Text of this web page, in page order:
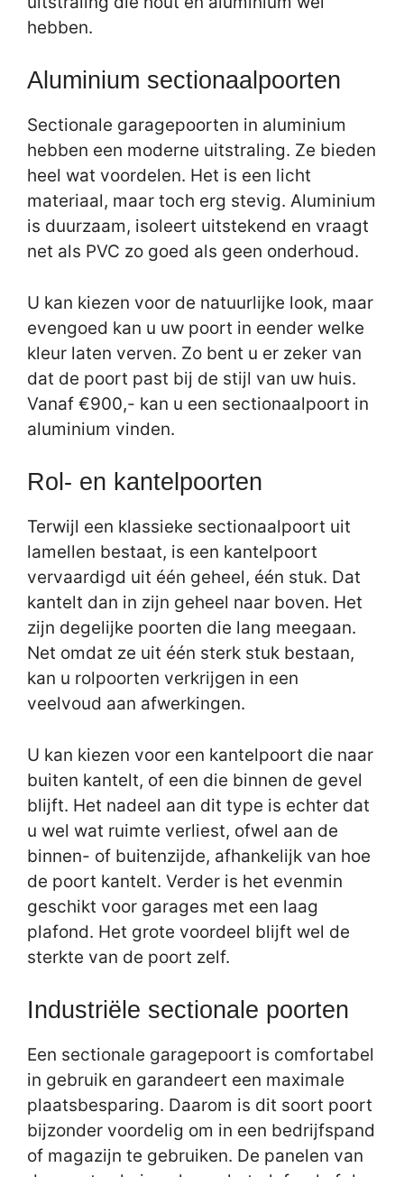
hebben.
Aluminium sectionaalpoorten
Sectionale garagepoorten in aluminium
hebben een moderne uitstraling. Ze bieden
heel wat voordelen. Het is een licht
materiaal, maar toch erg stevig. Aluminium
is duurzaam, isoleert uitstekend en vraagt
net als PVC zo goed als geen onderhoud.
U kan kiezen voor de natuurlijke look, maar
evengoed kan u uw poort in eender welke
kleur laten verven. Zo bent u er zeker van
dat de poort past bij de stijl van uw huis.
Vanaf €900,- kan u een sectionaalpoort in
aluminium vinden.
Rol- en kantelpoorten
Terwijl een klassieke sectionaalpoort uit
lamellen bestaat, is een kantelpoort
vervaardigd uit één geheel, één stuk. Dat
kantelt dan in zijn geheel naar boven. Het
zijn degelijke poorten die lang meegaan.
Net omdat ze uit één sterk stuk bestaan,
kan u rolpoorten verkrijgen in een
veelvoud aan afwerkingen.
U kan kiezen voor een kantelpoort die naar
buiten kantelt, of een die binnen de gevel
blijft. Het nadeel aan dit type is echter dat
u wel wat ruimte verliest, ofwel aan de
binnen- of buitenzijde, afhankelijk van hoe
de poort kantelt. Verder is het evenmin
geschikt voor garages met een laag
plafond. Het grote voordeel blijft wel de
sterkte van de poort zelf.
Industriële sectionale poorten
Een sectionale garagepoort is comfortabel
in gebruik en garandeert een maximale
plaatsbesparing. Daarom is dit soort poort
bijzonder voordelig om in een bedrijfspand
of magazijn te gebruiken. De panelen van